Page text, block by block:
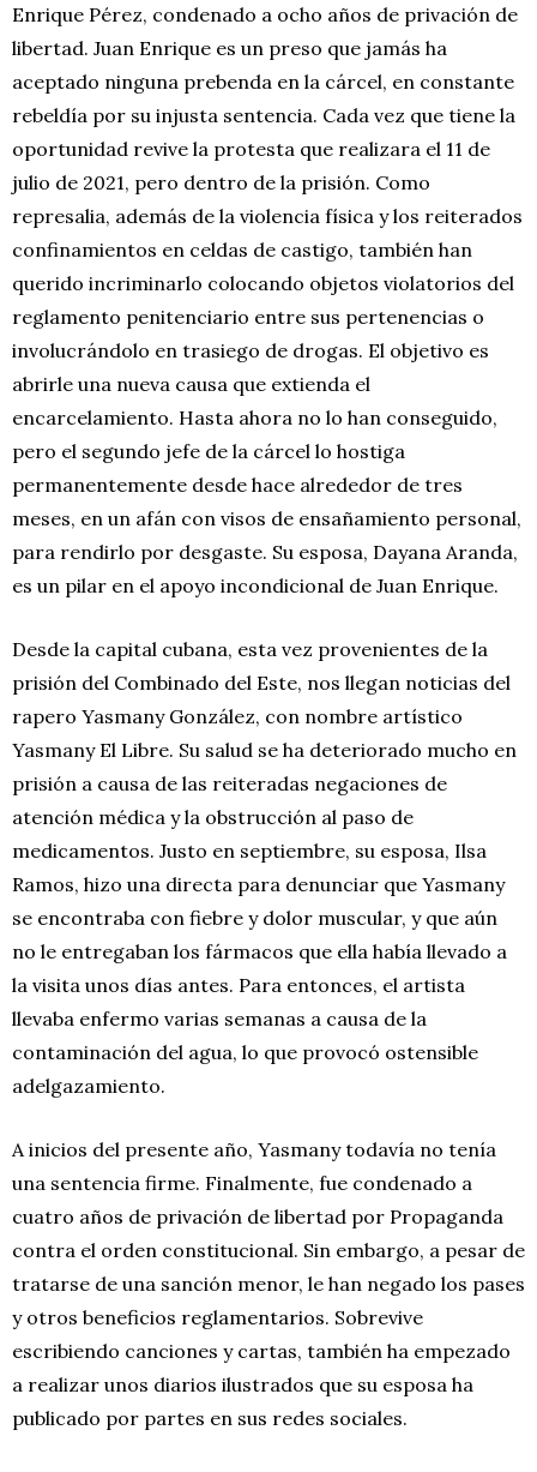
Enrique Pérez, condenado a ocho años de privación de
libertad. Juan Enrique es un preso que jamás ha
aceptado ninguna prebenda en la cárcel, en constante
rebeldía por su injusta sentencia. Cada vez que tiene la
oportunidad revive la protesta que realizara el 11 de
julio de 2021, pero dentro de la prisión. Como
represalia, además de la violencia física y los reiterados
confinamientos en celdas de castigo, también han
querido incriminarlo colocando objetos violatorios del
reglamento penitenciario entre sus pertenencias o
involucrándolo en trasiego de drogas. El objetivo es
abrirle una nueva causa que extienda el
encarcelamiento. Hasta ahora no lo han conseguido,
pero el segundo jefe de la cárcel lo hostiga
permanentemente desde hace alrededor de tres
meses, en un afán con visos de ensañamiento personal,
para rendirlo por desgaste. Su esposa, Dayana Aranda,
es un pilar en el apoyo incondicional de Juan Enrique.
Desde la capital cubana, esta vez provenientes de la
prisión del Combinado del Este, nos llegan noticias del
rapero Yasmany González, con nombre artístico
Yasmany El Libre. Su salud se ha deteriorado mucho en
prisión a causa de las reiteradas negaciones de
atención médica y la obstrucción al paso de
medicamentos. Justo en septiembre, su esposa, Ilsa
Ramos, hizo una directa para denunciar que Yasmany
se encontraba con fiebre y dolor muscular, y que aún
no le entregaban los fármacos que ella había llevado a
la visita unos días antes. Para entonces, el artista
llevaba enfermo varias semanas a causa de la
contaminación del agua, lo que provocó ostensible
adelgazamiento.
A inicios del presente año, Yasmany todavía no tenía
una sentencia firme. Finalmente, fue condenado a
cuatro años de privación de libertad por Propaganda
contra el orden constitucional. Sin embargo, a pesar de
tratarse de una sanción menor, le han negado los pases
y otros beneficios reglamentarios. Sobrevive
escribiendo canciones y cartas, también ha empezado
a realizar unos diarios ilustrados que su esposa ha
publicado por partes en sus redes sociales.